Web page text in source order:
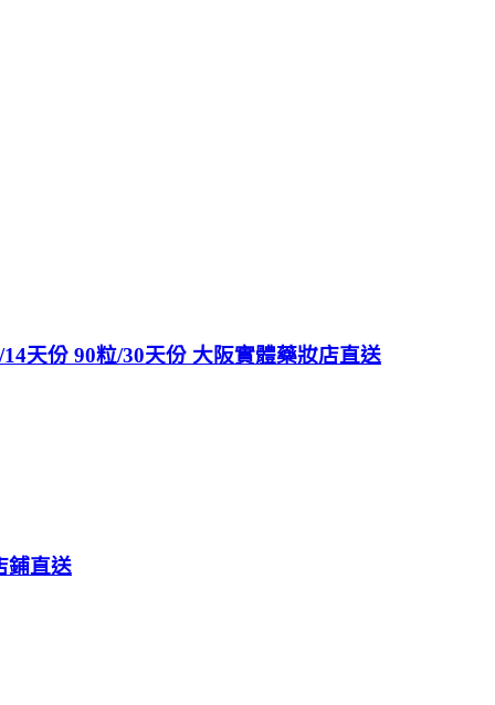
天份 90粒/30天份 大阪實體藥妝店直送
鋪直送